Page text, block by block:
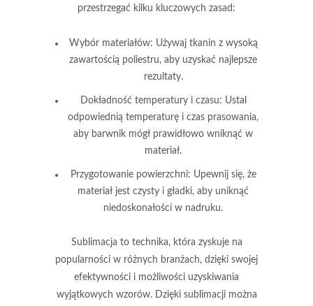
przestrzegać kilku kluczowych zasad:
Wybór materiałów: Używaj tkanin z wysoką
zawartością poliestru, aby uzyskać najlepsze
rezultaty.
Dokładność temperatury i czasu: Ustal
odpowiednią temperaturę i czas prasowania,
aby barwnik mógł prawidłowo wniknąć w
materiał.
Przygotowanie powierzchni: Upewnij się, że
materiał jest czysty i gładki, aby uniknąć
niedoskonałości w nadruku.
Sublimacja to technika, która zyskuje na
popularności w różnych branżach, dzięki swojej
efektywności i możliwości uzyskiwania
wyjątkowych wzorów. Dzięki sublimacji można